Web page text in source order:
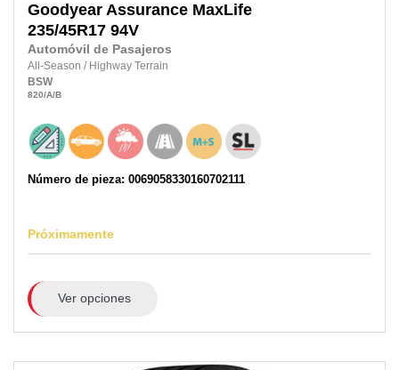
Goodyear Assurance MaxLife
235/45R17 94V
Automóvil de Pasajeros
All-Season / Highway Terrain
BSW
820/A/B
Número de pieza: 0069058330160702111
Próximamente
Ver opciones